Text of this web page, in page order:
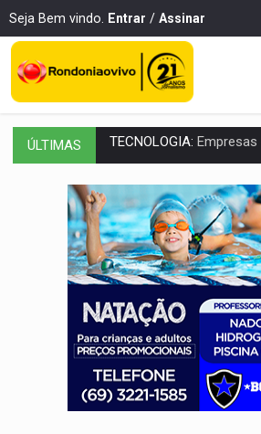
Seja Bem vindo. Entrar / Assinar
ÚLTIMAS PROTEGE A TERRA:China
VÍDEO:Motociclista morre
PARECE UM NUGGET:
EMPREENDEDORISMO:7
GIGANTE DA AMÉRICA:
INDEPENDÊNCIA: 10
VARCENA:Cientistas descobrem
BARGANHA:Vai comprar